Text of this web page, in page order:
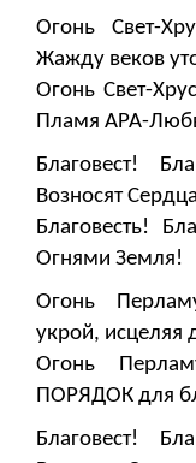
Огонь Свет-
Жажду веков
Огонь Свет-
Пламя АРА-
Благовест!
Возносят
Благовесть!
Огнями Земля!
Огонь
укрой, исцеляя
Огонь
ПОРЯДОК для
Благовест!